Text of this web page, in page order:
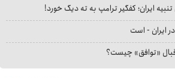
ایران؛ کفگیر ترامپ به ته دیگ خورد!
در ایران - است
قبال «توافق» چیست؟